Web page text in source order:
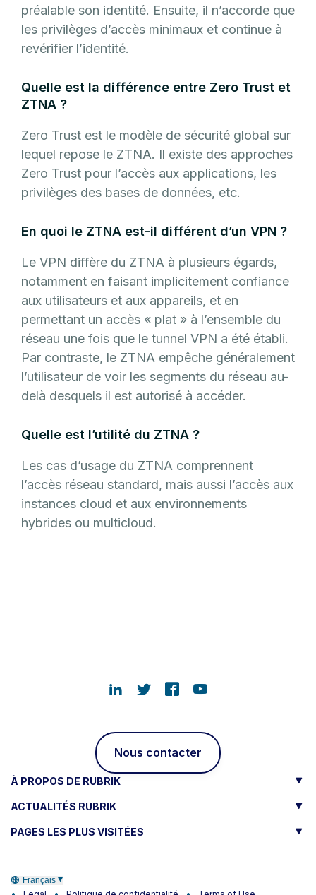
préalable son identité. Ensuite, il n’accorde que
les privilèges d’accès minimaux et continue à
revérifier l’identité.
Quelle est la différence entre Zero Trust et
ZTNA ?
Zero Trust est le modèle de sécurité global sur
lequel repose le ZTNA. Il existe des approches
Zero Trust pour l’accès aux applications, les
privilèges des bases de données, etc.
En quoi le ZTNA est-il différent d’un VPN ?
Le VPN diffère du ZTNA à plusieurs égards,
notamment en faisant implicitement confiance
aux utilisateurs et aux appareils, et en
permettant un accès « plat » à l’ensemble du
réseau une fois que le tunnel VPN a été établi.
Par contraste, le ZTNA empêche généralement
l’utilisateur de voir les segments du réseau au-
delà desquels il est autorisé à accéder.
Quelle est l’utilité du ZTNA ?
Les cas d’usage du ZTNA comprennent
l’accès réseau standard, mais aussi l’accès aux
instances cloud et aux environnements
hybrides ou multicloud.
Nous contacter
À PROPOS DE RUBRIK
ACTUALITÉS RUBRIK
PAGES LES PLUS VISITÉES
Français